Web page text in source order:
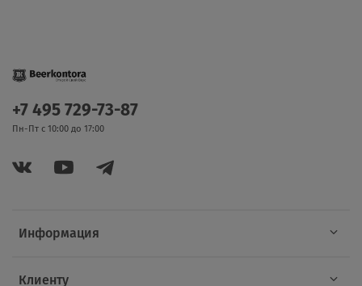
Информация
Клиенту
+7 495 729-73-87
Пн-Пт с 10:00 до 17:00